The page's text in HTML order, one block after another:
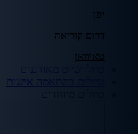
יפן
דרום קוריאה
טאיוואן
טיולים בהתאמה אישית